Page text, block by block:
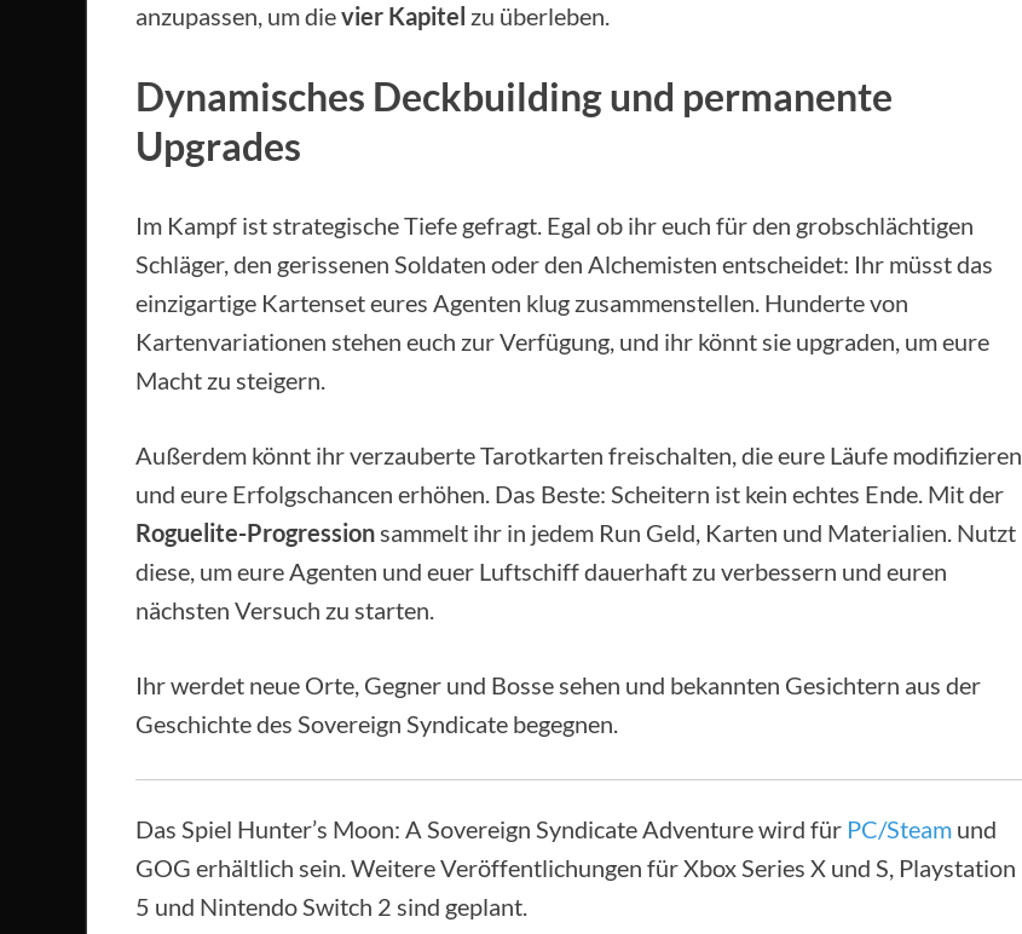
anzupassen, um dievier Kapitel zu überleben.
Dynamisches Deckbuilding und permanente
Upgrades
Im Kampf ist strategische Tiefe gefragt. Egal ob ihr euch für den grobschlächtigen
Schläger, den gerissenen Soldaten oder den Alchemisten entscheidet: Ihr müsst das
einzigartige Kartenset eures Agenten klug zusammenstellen. Hunderte von
Kartenvariationen stehen euch zur Verfügung, und ihr könnt sie upgraden, um eure
Macht zu steigern.
Außerdem könnt ihr verzauberte Tarotkarten freischalten, die eure Läufe modifizieren
und eure Erfolgschancen erhöhen. Das Beste: Scheitern ist kein echtes Ende. Mit der
Roguelite-Progressionsammelt ihr in jedem Run Geld, Karten und Materialien. Nutzt
diese, um eure Agenten und euer Luftschiff dauerhaft zu verbessern und euren
nächsten Versuch zu starten.
Ihr werdet neue Orte, Gegner und Bosse sehen und bekannten Gesichtern aus der
Geschichte des Sovereign Syndicate begegnen.
Das Spiel Hunter’s Moon: A Sovereign Syndicate Adventure wird für PC/Steam und
GOG erhältlich sein. Weitere Veröffentlichungen für Xbox Series X und S, Playstation
5 und Nintendo Switch 2 sind geplant.